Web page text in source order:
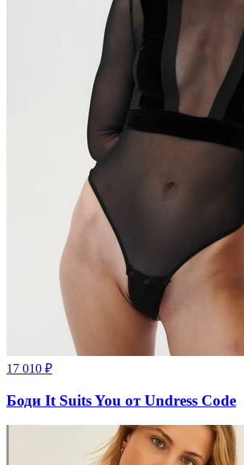
17 010 ₽
Боди It Suits You от Undress Code